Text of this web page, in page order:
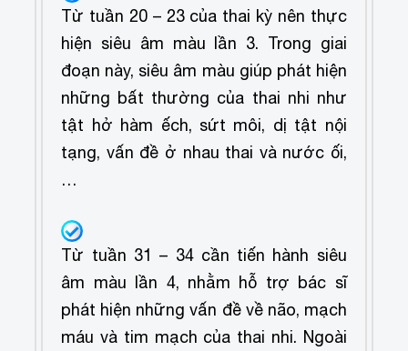
Từ tuần 20 – 23 của thai kỳ nên thực
hiện siêu âm màu lần 3. Trong giai
đoạn này, siêu âm màu giúp phát hiện
những bất thường của thai nhi như
tật hở hàm ếch, sứt môi, dị tật nội
tạng, vấn đề ở nhau thai và nước ối,
…
Từ tuần 31 – 34 cần tiến hành siêu
âm màu lần 4, nhằm hỗ trợ bác sĩ
phát hiện những vấn đề về não, mạch
máu và tim mạch của thai nhi. Ngoài